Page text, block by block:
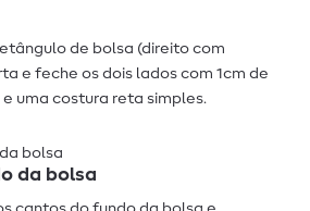
de bolsa (direito com
e feche os dois lados com 1cm de
uma costura reta simples.
da bolsa